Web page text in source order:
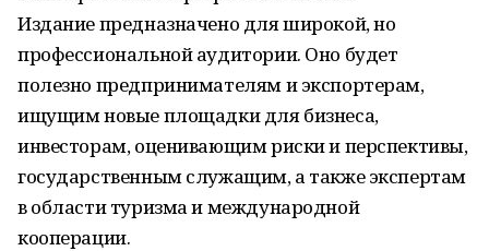
Издание предназначено для широкой, но
профессиональной аудитории. Оно будет
полезно предпринимателям и экспортерам,
ищущим новые площадки для бизнеса,
инвесторам, оценивающим риски и перспективы,
государственным служащим, а также экспертам
в области туризма и международной
кооперации.